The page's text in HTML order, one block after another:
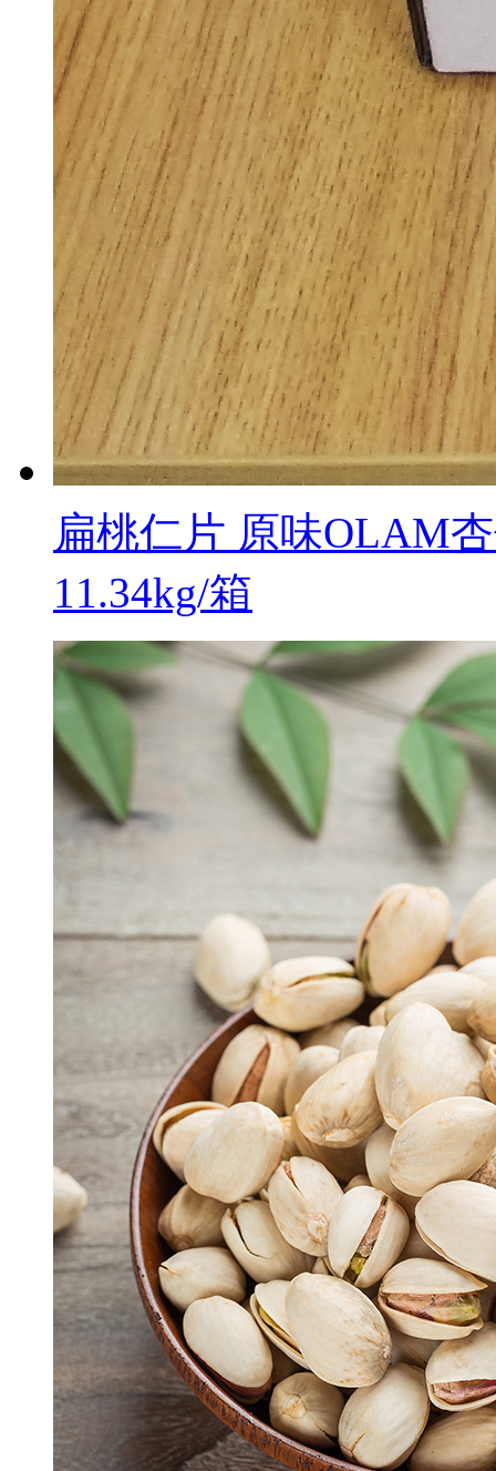
扁桃仁片 原味OLAM
11.34kg/箱